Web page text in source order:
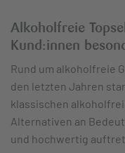
Alkoholfreie
Kund:innen
Rund um alkoholfreie
den letzten Jahren
klassischen
Alternativen an
und hochwertig